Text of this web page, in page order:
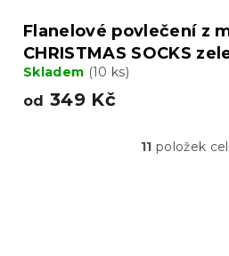
Flanelové povlečení z
CHRISTMAS SOCKS
Skladem (10 ks)
od 349 Kč
O
11 položek